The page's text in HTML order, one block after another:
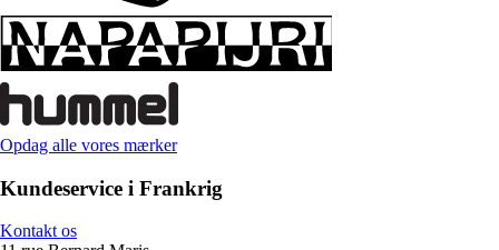
Opdag alle vores mærker
Kundeservice i Frankrig
Kontakt os